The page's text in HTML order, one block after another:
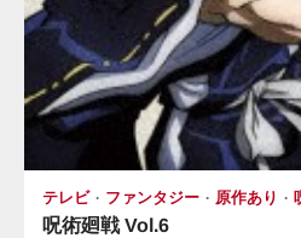
テレビ ファンタジー 原作あり
呪術廻戦 Vol.6